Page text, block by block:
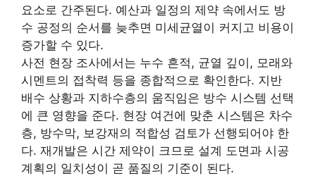
요소로 간주된다. 예산과 일정의 제약 속에서도 방
수 공정의 순서를 늦추면 미세균열이 커지고 비용이
증가할 수 있다.
사전 현장 조사에서는 누수 흔적, 균열 깊이, 모래와
시멘트의 접착력 등을 종합적으로 확인한다. 지반
배수 상황과 지하수층의 움직임은 방수 시스템 선택
에 큰 영향을 준다. 현장 여건에 맞춘 시스템은 차수
층, 방수막, 보강재의 적합성 검토가 선행되어야 한
다. 재개발은 시간 제약이 크므로 설계 도면과 시공
계획의 일치성이 곧 품질의 기준이 된다.